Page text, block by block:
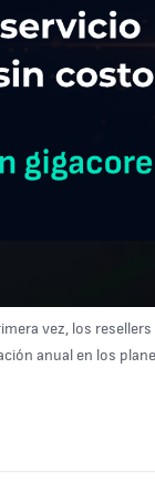
vez, los
anual en los